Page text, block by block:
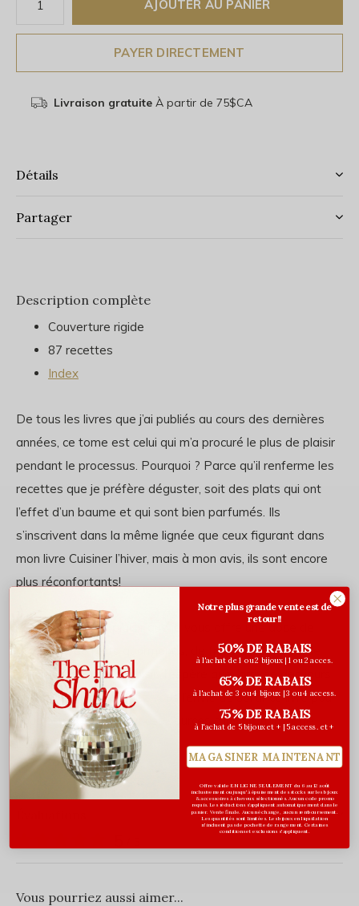
AJOUTER AU PANIER
PAYER DIRECTEMENT
Livraison gratuiteÀ partir de 75$CA
Détails
Partager
Description complète
Couverture rigide
87 recettes
Index
De tous les livres que j’ai publiés au cours des dernières
années, ce tome est celui qui m’a procuré le plus de plaisir
pendant le processus. Pourquoi ? Parce qu’il renferme les
recettes que je préfère déguster, soit des plats qui ont
l’effet d’un baume et qui sont bien parfumés. Ils
s’inscrivent dans la même lignée que ceux figurant dans
mon livre Cuisiner l’hiver, mais à mon avis, ils sont encore
plus réconfortants!
C’est avec grand plaisir que je vous offre une dose de
réconfort, de plats gourmands, de fruits et légumes de
saison ainsi que de plaisir. J’espère que l’arrivée des jours
plus frais suscitera chez vous l’envie de sortir ce livre pour
vous offrir à votre tour ces sources d’inspiration et de
bonheur.
Vous pourriez aussi aimer...
Notre plus grande vente est de
retour!!
50% DE RABAIS
à l'achat de 1 ou 2 bijoux | 1 ou 2 acces.
65% DE RABAIS
à l'achat de 3 ou 4 bijoux | 3 ou 4 access.
75% DE RABAIS
à l'achat de 5 bijoux et + | 5 access. et +
MAGASINER MAINTENANT
Offre valide EN LIGNE SEULEMENT du 6 au 12 août
inclusivement ou jusqu'à épuisement des stocks sur les bijoux
& accessoires à cheveux sélectionnés. Aucun code promo
requis. Les réductions s’appliquent automatiquement dans le
panier. Vente finale. Aucun échange, aucun remboursement.
Les quantités sont limitées. Les bijoux en liquidation
n'incluent pas de pochette de rangement. Certaines
conditions et exclusions s'appliquent.